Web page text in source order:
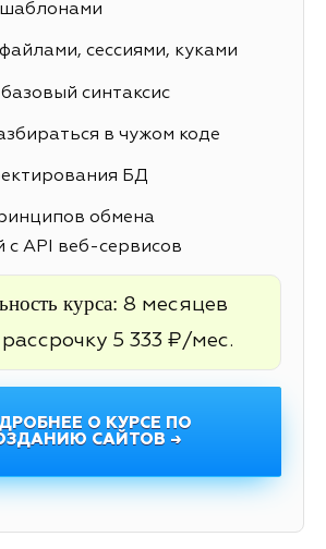
шаблонами
сессиями, куками
синтаксис
в чужом коде
БД
обмена
с API веб-сервисов
курса: 8 месяцев
рассрочку 5 333 ₽/мес.
О КУРСЕ ПО
САЙТОВ →